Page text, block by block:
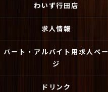
わいず行田店
求人情報
パート・アルバイト用求人ペー
ジ
ドリンク